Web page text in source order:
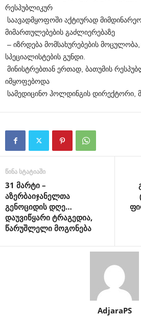
რესპუბლიკურ
საავადმყოფოში აქტიურად
მიმართულებების გაძლიერებაზე
– იზრდება მომსახურებების
სპეციალისტების გუნდი.
მინისტრებთან ერთად, ბათუმის
იმყოფებოდა
სამედიცინო ჰოლდინგის დირექტორი,
წინა სტატიაში
31 მარტი –
აზერბაიჯანელთა
გენოციდის დღე…
დაუვიწყარი ტრაგედია,
წარუშლელი მოგონება
AdjaraPS